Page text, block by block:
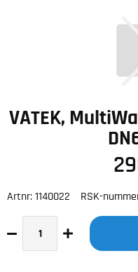
VATEK,
Artnr: 1140022 RSK-